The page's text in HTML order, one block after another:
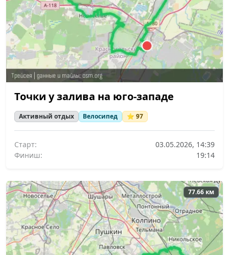
Точки у залива на юго-западе
Активный отдых Велосипед ⭐ 97
Старт:
03.05.2026, 14:39
Финиш:
19:14
77.66 км